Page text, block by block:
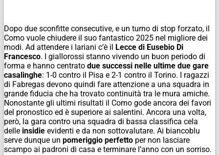
Dopo due sconfitte consecutive, e un turno di stop forzato, il
Como vuole chiudere il suo fantastico 2025 nel migliore dei
modi. Ad attendere i lariani c’è il
Lecce di Eusebio Di
Francesco. I giallorossi stanno vivendo un buon periodo di
forma e hanno centrato due successi nelle ultime due gare
casalinghe: 1-0 contro il Pisa e 2-1 contro il Torino. I ragazzi
di Fabregas devono quindi fare attenzione a una squadra in
grande fiducia che ha trovato continuità tra le mura amiche.
Nonostante gli ultimi risultati il Como gode ancora dei favori
del pronostico ed è superiore ai salentini. Ancora una volta,
però, la gara contro una squadra di bassa classifica cela
delle insidie evidenti e da non sottovalutare. Ai biancoblu
serve dunque un pomeriggio perfetto per non lasciare
scampo ai padroni di casa e terminare l’anno con un sorriso.